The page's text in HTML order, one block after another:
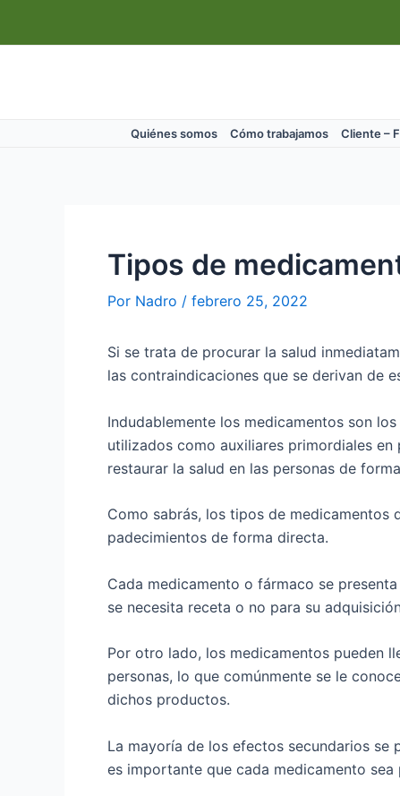
Quiénes somos Cómo trabajamos Cliente –
Tipos de
Por Nadro / febrero 25, 2022
Si se trata de procurar la salud
las contraindicaciones que se derivan de
Indudablemente los medicamentos son
utilizados como auxiliares primordiales
restaurar la salud en las personas de
Como sabrás, los tipos de medicamentos
padecimientos de forma directa.
Cada medicamento o fármaco se
se necesita receta o no para su
Por otro lado, los medicamentos pueden
personas, lo que comúnmente se le
dichos productos.
La mayoría de los efectos secundarios se
es importante que cada medicamento